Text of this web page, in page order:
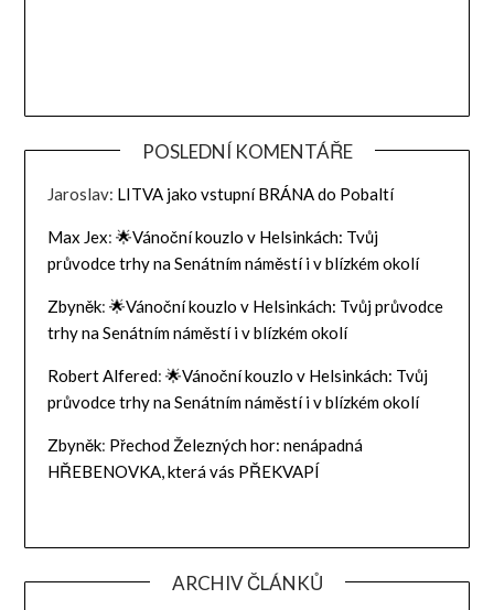
POSLEDNÍ KOMENTÁŘE
Jaroslav: LITVA jako vstupní BRÁNA do Pobaltí
Max Jex:🌟Vánoční kouzlo v Helsinkách: Tvůj
průvodce trhy na Senátním náměstí i v blízkém okolí
Zbyněk:🌟Vánoční kouzlo v Helsinkách: Tvůj průvodce
trhy na Senátním náměstí i v blízkém okolí
Robert Alfered:🌟Vánoční kouzlo v Helsinkách: Tvůj
průvodce trhy na Senátním náměstí i v blízkém okolí
Zbyněk: Přechod Železných hor: nenápadná
HŘEBENOVKA, která vás PŘEKVAPÍ
ARCHIV ČLÁNKŮ